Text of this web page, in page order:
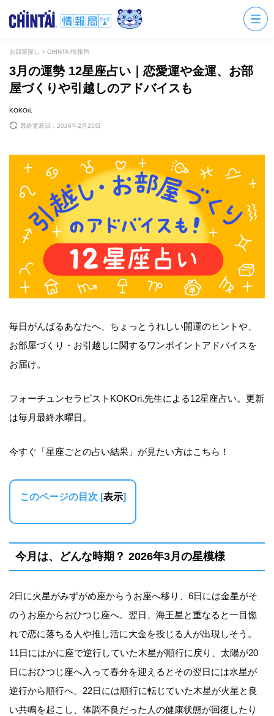
お部屋探し > CHINTAI情報局
3月の運勢 12星座占い｜恋愛運や金運、お部
屋づくりや引越しのアドバイスも
KOKOri.
最終更新日： 2026年2月25日
毎日がんばるあなたへ、ちょっとうれしい開運のヒントや、
お部屋づくり・お引越しに関するワンポイントアドバイスを
お届け。
フォーチュンセラピストKOKOri.先生による12星座占い。更新
は毎月最終水曜日。
今すぐ「星座ごとの占い結果」が見たい方はこちら！
このページの目次 [表示]
今月は、どんな時期？ 2026年3月の星模様
2日に火星がみずがめ座からうお座へ移り、6日には金星がそ
のうお座からおひつじ座へ。翌日、海王星と重なると一目惚
れで恋に落ちる人や推し活に大金を投じる人が出現しそう。
11日にはかに座で逆行していた木星が順行に戻り、太陽が20
日におひつじ座へ入って春分を迎えるとその翌日には水星が
逆行から順行へ。22日には順行に転じていた木星が火星と良
い共鳴を起こし、体調不良だった人の健康状態が回復したり